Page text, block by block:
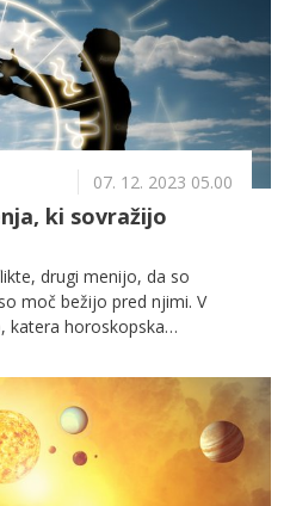
07. 12. 2023 05.00
ki sovražijo
drugi menijo, da so
moč bežijo pred njimi. V
katera horoskopska